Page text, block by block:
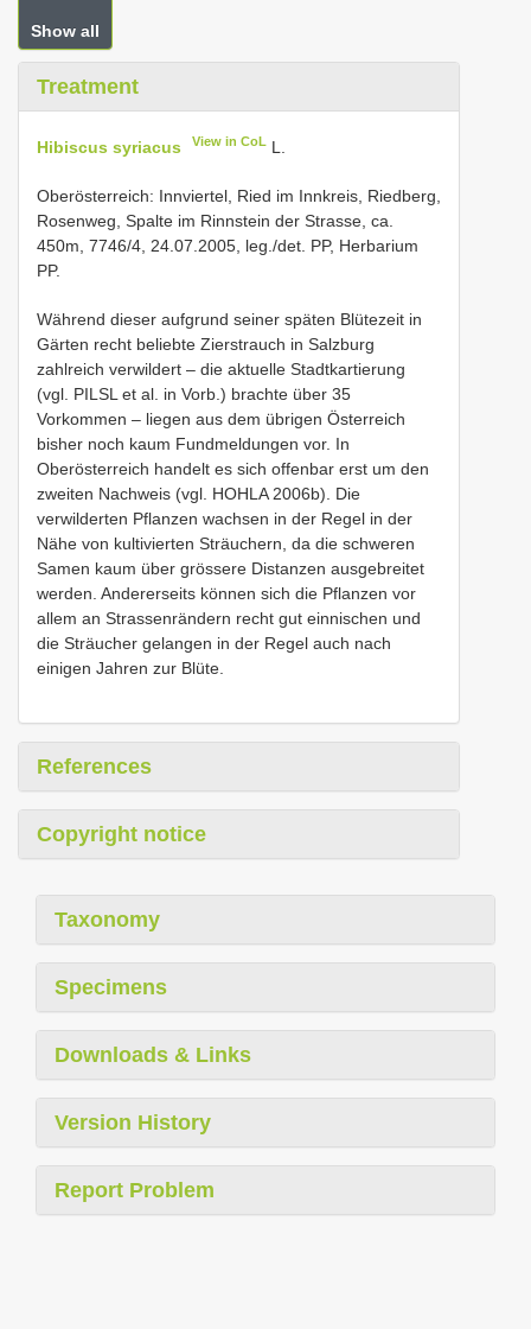
Show all
Treatment
Hibiscus syriacus View in CoL L.
Oberösterreich: Innviertel, Ried im Innkreis, Riedberg,
Rosenweg, Spalte im Rinnstein der Strasse, ca.
450m, 7746/4, 24.07.2005, leg./det. PP, Herbarium
PP.
Während dieser aufgrund seiner späten Blütezeit in
Gärten recht beliebte Zierstrauch in Salzburg
zahlreich verwildert – die aktuelle Stadtkartierung
(vgl. PILSL et al. in Vorb.) brachte über 35
Vorkommen – liegen aus dem übrigen Österreich
bisher noch kaum Fundmeldungen vor. In
Oberösterreich handelt es sich offenbar erst um den
zweiten Nachweis (vgl. HOHLA 2006b). Die
verwilderten Pflanzen wachsen in der Regel in der
Nähe von kultivierten Sträuchern, da die schweren
Samen kaum über grössere Distanzen ausgebreitet
werden. Andererseits können sich die Pflanzen vor
allem an Strassenrändern recht gut einnischen und
die Sträucher gelangen in der Regel auch nach
einigen Jahren zur Blüte.
References
Copyright notice
Taxonomy
Specimens
Downloads & Links
Version History
Report Problem